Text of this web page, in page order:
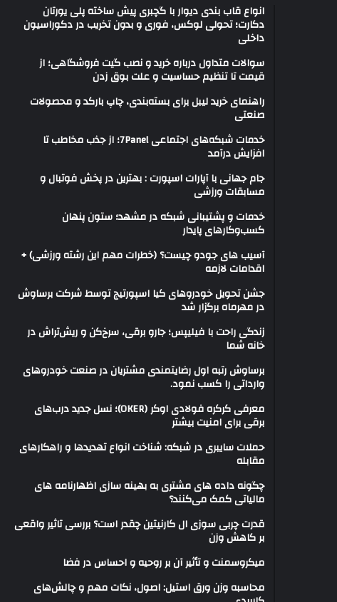
انواع قاب بندی دیوار با گچبری پیش ساخته پلی یورتان
دکارت؛ تحولی لوکس، فوری و بدون تخریب در دکوراسیون
داخلی
سوالات متداول درباره خرید و نصب گیت فروشگاهی؛ از
قیمت تا تنظیم حساسیت و علت بوق زدن
راهنمای خرید لیبل برای بسته‌بندی، چاپ بارکد و محصولات
صنعتی
خدمات شبکه‌های اجتماعی 7Panel؛ از جذب مخاطب تا
افزایش درآمد
جام جهانی با آپارات اسپورت : بهترین در پخش فوتبال و
مسابقات ورزشی
خدمات و پشتیبانی شبکه در مشهد؛ ستون پنهان
کسب‌وکارهای پایدار
آسیب های جودو چیست؟ (خطرات مهم این رشته ورزشی) +
اقدامات لازمه
جشن تحویل خودروهای کیا اسپورتیج توسط شرکت برساوش
در مهرماه برگزار شد
زندگی راحت با فیلیپس؛ جارو برقی، سرخ‌کن و ریش‌تراش در
خانه شما
برساوش رتبه اول رضایتمندی مشتریان در صنعت خودروهای
وارداتی را کسب نمود.
معرفی کرکره فولادی اوکر (OKER)؛ نسل جدید درب‌های
برقی برای امنیت بیشتر
حملات سایبری در شبکه: شناخت انواع تهدیدها و راهکارهای
مقابله
چگونه داده های مشتری به بهینه سازی اظهارنامه های
مالیاتی کمک می‌کنند؟
قدرت چربی سوزی ال کارنیتین چقدر است؟ بررسی تاثیر واقعی
بر کاهش وزن
میکروسمنت و تأثیر آن بر روحیه و احساس در فضا
محاسبه وزن ورق استیل: اصول، نکات مهم و چالش‌های